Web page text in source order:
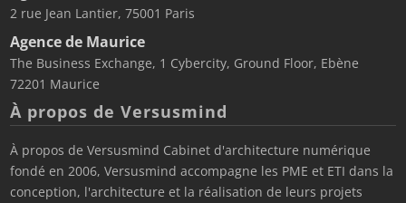
2 rue Jean Lantier, 75001 Paris
Agence de Maurice
The Business Exchange, 1 Cybercity, Ground Floor, Ebène
72201 Maurice
À propos de Versusmind
À propos de Versusmind Cabinet d'architecture numérique
fondé en 2006, Versusmind accompagne les PME et ETI dans la
conception, l'architecture et la réalisation de leurs projets